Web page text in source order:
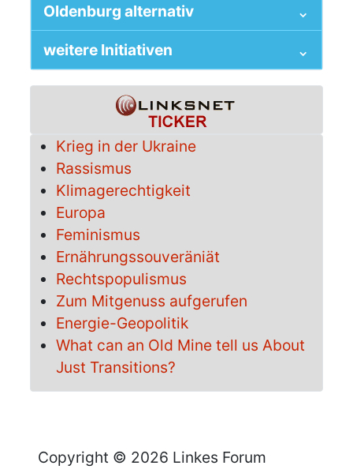
Oldenburg alternativ
weitere Initiativen
Krieg in der Ukraine
Rassismus
Klimagerechtigkeit
Europa
Feminismus
Ernährungssouveräniät
Rechtspopulismus
Zum Mitgenuss aufgerufen
Energie-Geopolitik
What can an Old Mine tell us About
Just Transitions?
Copyright © 2026 Linkes Forum